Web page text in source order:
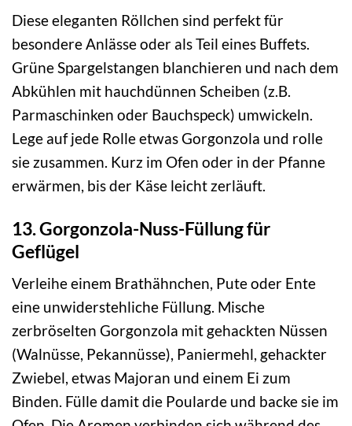
Diese eleganten Röllchen sind perfekt für
besondere Anlässe oder als Teil eines Buffets.
Grüne Spargelstangen blanchieren und nach dem
Abkühlen mit hauchdünnen Scheiben (z.B.
Parmaschinken oder Bauchspeck) umwickeln.
Lege auf jede Rolle etwas Gorgonzola und rolle
sie zusammen. Kurz im Ofen oder in der Pfanne
erwärmen, bis der Käse leicht zerläuft.
13. Gorgonzola-Nuss-Füllung für
Geflügel
Verleihe einem Brathähnchen, Pute oder Ente
eine unwiderstehliche Füllung. Mische
zerbröselten Gorgonzola mit gehackten Nüssen
(Walnüsse, Pekannüsse), Paniermehl, gehackter
Zwiebel, etwas Majoran und einem Ei zum
Binden. Fülle damit die Poularde und backe sie im